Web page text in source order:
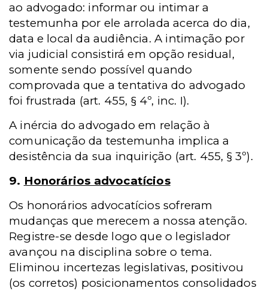
ao advogado: informar ou intimar a
testemunha por ele arrolada acerca do dia,
data e local da audiência. A intimação por
via judicial consistirá em opção residual,
somente sendo possível quando
comprovada que a tentativa do advogado
foi frustrada (art. 455, § 4º, inc. I).
A inércia do advogado em relação à
comunicação da testemunha implica a
desistência da sua inquirição (art. 455, § 3º).
9. Honorários advocatícios
Os honorários advocatícios sofreram
mudanças que merecem a nossa atenção.
Registre-se desde logo que o legislador
avançou na disciplina sobre o tema.
Eliminou incertezas legislativas, positivou
(os corretos) posicionamentos consolidados